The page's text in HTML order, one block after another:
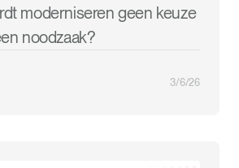
moderniseren geen keuze
noodzaak?
3/6/26